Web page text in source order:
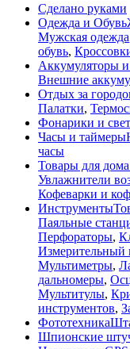
Сделано руками
Одежда и Обувь
Мужская одежда
обувь,
Аккумуляторы и
Внешние
Отдых за
Палатки,
Фонарики и
Часы и таймеры
часы
Товары для
Увлажнители
Кофеварки и
Инструменты
Паяльные
Перфораторы,
Измерительный
Мультиметры,
дальномеры,
Мультитулы,
инструментов,
Фототехника
Шпионские